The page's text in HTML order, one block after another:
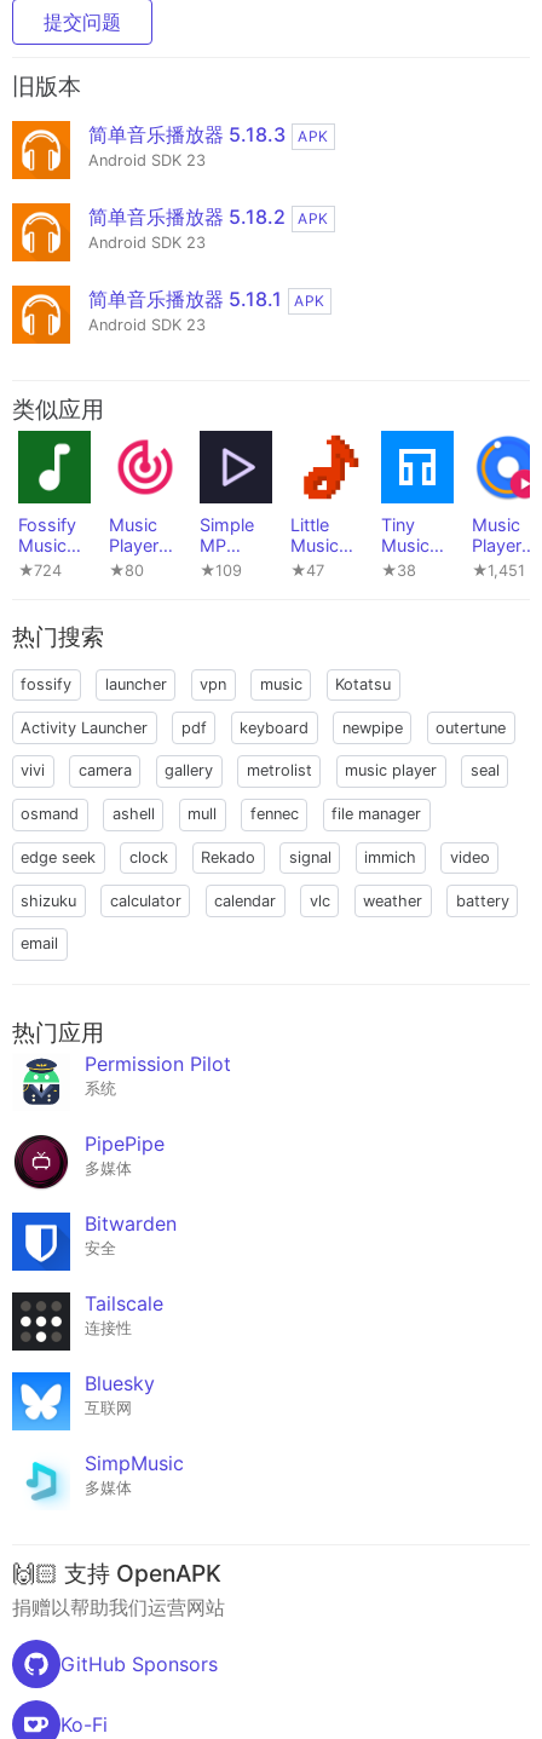
提交问题
旧版本
简单音乐播放器 5.18.3
APK
Android SDK 23
简单音乐播放器 5.18.2
APK
Android SDK 23
简单音乐播放器 5.18.1
APK
Android SDK 23
类似应用
Fossify
Music
Player
★724
Music
Player
Lite
★80
Simple
MP
(Simple
★109
Little
Music
Player
★47
Tiny
Music
Player
★38
Music
Player
GO
★1,451
热门搜索
fossify launcher vpn music Kotatsu
Activity Launcher pdf keyboard newpipe outertune
vivi camera gallery metrolist music player seal
osmand ashell mull fennec file manager
edge seek clock Rekado signal immich video
shizuku calculator calendar vlc weather battery
email
热门应用
Permission Pilot
系统
PipePipe
多媒体
Bitwarden
安全
Tailscale
连接性
Bluesky
互联网
SimpMusic
多媒体
🙌🏻 支持 OpenAPK
捐赠以帮助我们运营网站
GitHub Sponsors
Ko-Fi